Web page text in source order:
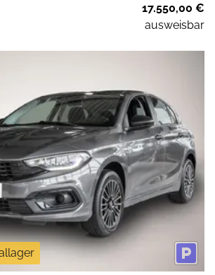
17.550,00 €
ausweisbar